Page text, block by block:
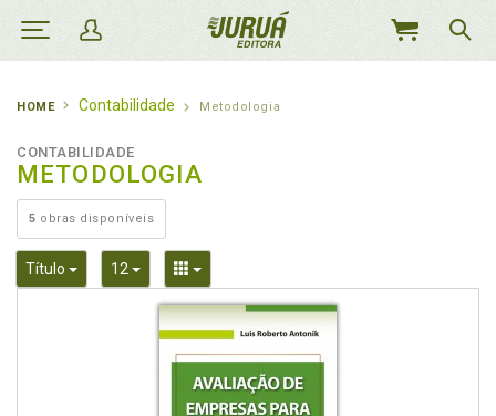
MEU
HOME Contabilidade Metodologia
CONTABILIDADE
METODOLOGIA
5 obras disponíveis
Título Toggle Dropdown
12 Toggle DropdownToggle Dropdown